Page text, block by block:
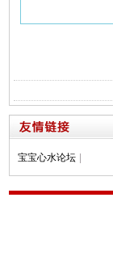
宝宝心水论坛